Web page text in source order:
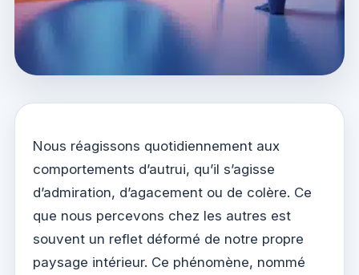
Nous réagissons quotidiennement aux
comportements d’autrui, qu’il s’agisse
d’admiration, d’agacement ou de colère. Ce
que nous percevons chez les autres est
souvent un reflet déformé de notre propre
paysage intérieur. Ce phénomène, nommé